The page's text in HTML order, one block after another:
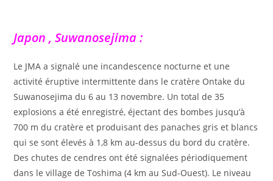
Japon , Suwanosejima :
Le JMA a signalé une incandescence nocturne et une
activité éruptive intermittente dans le cratère Ontake du
Suwanosejima du 6 au 13 novembre. Un total de 35
explosions a été enregistré, éjectant des bombes jusqu’à
700 m du cratère et produisant des panaches gris et blancs
qui se sont élevés à 1,8 km au-dessus du bord du cratère.
Des chutes de cendres ont été signalées périodiquement
dans le village de Toshima (4 km au Sud-Ouest). Le niveau